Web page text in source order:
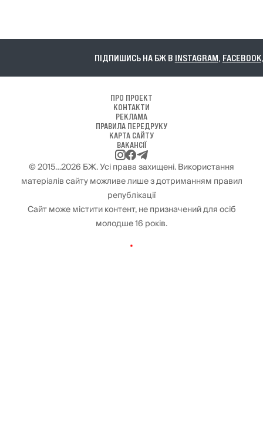
INSTAGRAM,FACEBOOK, TELEGRAM
ПРО ПРОЕКТ
КОНТАКТИ
РЕКЛАМА
ПРАВИЛА ПЕРЕДРУКУ
КАРТА САЙТУ
ВАКАНСІЇ
© 2015…2026 БЖ. Усі права захищені. Використання
матеріалів сайту можливе лише з дотриманням правил
републікації
Сайт може містити контент, не призначений для осіб
молодше 16 років.